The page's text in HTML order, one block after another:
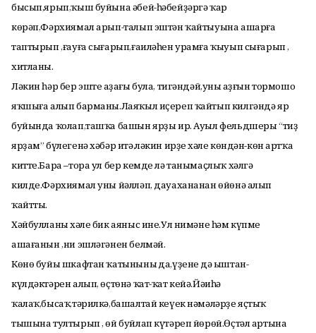
бысып,ярып,ҡыш буйына әбей-һәбейҙәргә ҡар
көрәп,Фәрхиямал арып-талып эштән ҡайтыуына ашарға
таптырып ,ғауға сығарып,ғаиләһен урамға ҡыуып сығарып ,
хитланы.
Ләкин һәр бер эштең аҙағы була, тигәндәй,уның аҙғын тормошо
яҡшыға алып барманы.Лаяҡыл иҫереп ҡайтып килгәндә яр
буйында ҡолап,ташҡа башын ярҙы ир. Ауыл фельдшеры “тиҙ
ярҙам” бүлегенә хәбәр итә,ләкин ирҙең хәле көндән-көн артҡа
китте.Бара –тора ул бер кемде лә танымаҫлыҡ хәлгә
килде.Фәрхиямал уны йәлләп, дауахананан өйөнә алып
ҡайтты.
Хәйбулланың хәле бик аяныс ине.Ул нимәне һәм күпме
ашағанын ,ни эшләгәнен белмәй.
Көнө буйы шкафтан ҡатынының да,үҙенең дә ыштан-
күлдәктәрен алып, өҫтөнә ҡат-ҡат кейә.Йәиһә
ҡалаҡ,бысаҡ,тәрилкә,башалтай кеүек нәмәләрҙе яҫтыҡ
тышына тултырып , өй буйлап күтәреп йөрөй.Өҫтәл артына